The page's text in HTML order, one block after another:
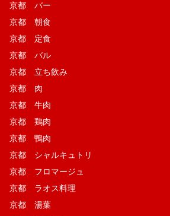
京都 バー
京都 朝食
京都 定食
京都 バル
京都 立ち飲み
京都 肉
京都 牛肉
京都 鶏肉
京都 鴨肉
京都 シャルキュトリ
京都 フロマージュ
京都 ラオス料理
京都 湯葉